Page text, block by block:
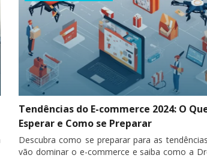
Tendências do E-commerce 2024: O
Esperar e Como se Preparar
Descubra como se preparar para as
vão dominar o e-commerce e saiba como a